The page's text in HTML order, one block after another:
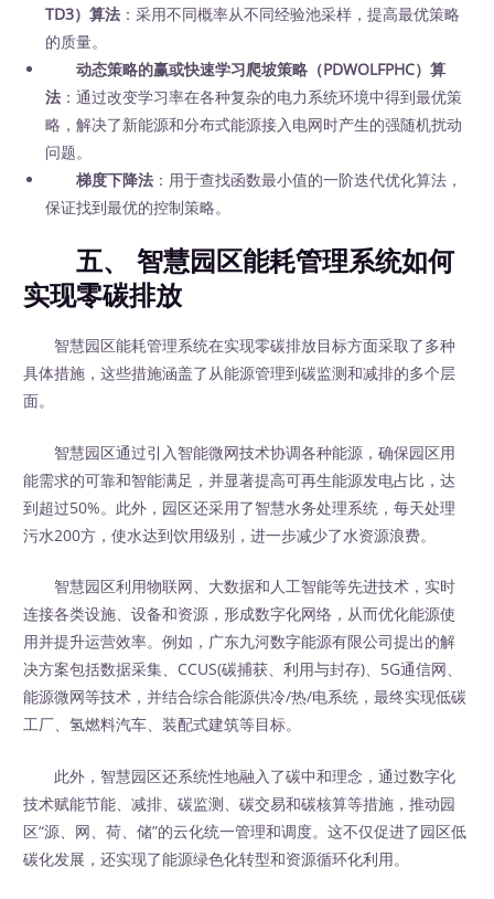
TD3）算法 ：采用不同概率从不同经验池采样，提高最优策略
的质量。
动态策略的赢或快速学习爬坡策略（PDWOLFPHC）算
法 ：通过改变学习率在各种复杂的电力系统环境中得到最优策
略，解决了新能源和分布式能源接入电网时产生的强随机扰动
问题。
梯度下降法 ：用于查找函数最小值的一阶迭代优化算法，
保证找到最优的控制策略。
五、 智慧园区能耗管理系统如何
实现零碳排放
智慧园区能耗管理系统在实现零碳排放目标方面采取了多种
具体措施，这些措施涵盖了从能源管理到碳监测和减排的多个层
面。
智慧园区通过引入智能微网技术协调各种能源，确保园区用
能需求的可靠和智能满足，并显著提高可再生能源发电占比，达
到超过50%。此外，园区还采用了智慧水务处理系统，每天处理
污水200方，使水达到饮用级别，进一步减少了水资源浪费。
智慧园区利用物联网、大数据和人工智能等先进技术，实时
连接各类设施、设备和资源，形成数字化网络，从而优化能源使
用并提升运营效率。例如，广东九河数字能源有限公司提出的解
决方案包括数据采集、CCUS(碳捕获、利用与封存)、5G通信网、
能源微网等技术，并结合综合能源供冷/热/电系统，最终实现低碳
工厂、氢燃料汽车、装配式建筑等目标。
此外，智慧园区还系统性地融入了碳中和理念，通过数字化
技术赋能节能、减排、碳监测、碳交易和碳核算等措施，推动园
区“源、网、荷、储”的云化统一管理和调度。这不仅促进了园区低
碳化发展，还实现了能源绿色化转型和资源循环化利用。